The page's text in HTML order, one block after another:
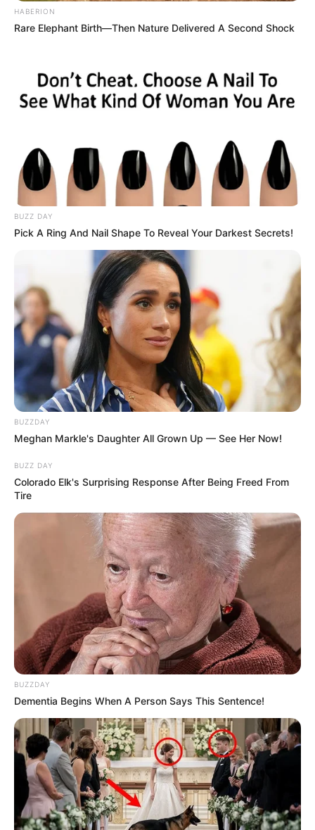
HABERION
Rare Elephant Birth—Then Nature Delivered A Second Shock
BUZZ DAY
Pick A Ring And Nail Shape To Reveal Your Darkest Secrets!
BUZZDAY
Meghan Markle's Daughter All Grown Up — See Her Now!
BUZZ DAY
Colorado Elk's Surprising Response After Being Freed From
Tire
BUZZDAY
Dementia Begins When A Person Says This Sentence!